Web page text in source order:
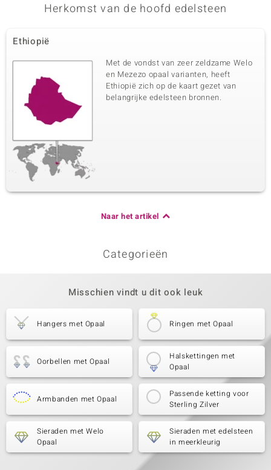
Herkomst van de hoofd edelsteen
Ethiopië
Met de vondst van zeer zeldzame Welo
en Mezezo opaal varianten, heeft
Ethiopië zich op de kaart gezet van
belangrijke edelsteen bronnen.
Naar het artikel
Categorieën
Misschien vindt u dit ook leuk
Hangers met Opaal Ringen met Opaal
Oorbellen met Opaal
Halskettingen met
Opaal
Armbanden met Opaal
Passende ketting voor
Sterling Zilver
Sieraden met Welo
Opaal
Sieraden met edelsteen
in meerkleurig